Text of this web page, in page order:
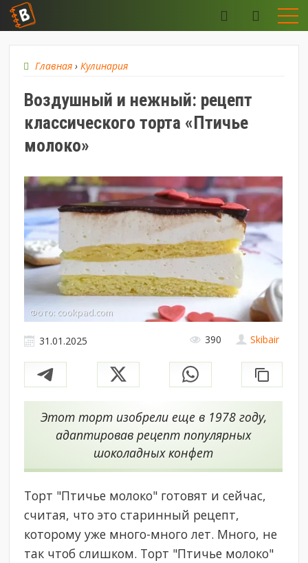
Главная ›Кулинария
Воздушный и нежный: рецепт
классического торта «Птичье
молоко»
Фото: cookpad.com
Skibair
31.01.2025 390
Этот торт изобрели еще в 1978 году,
адаптировав рецепт популярных
шоколадных конфет
Торт "Птичье молоко" готовят и сейчас,
считая, что это старинный рецепт,
которому уже много-много лет. Много, не
так чтоб слишком. Торт "Птичье молоко"